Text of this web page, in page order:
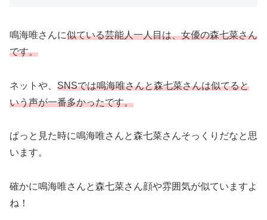
鳴海唯さんに似ている芸能人一人目は、女優の森七菜さん
です。
ネットや、 SNSでは鳴海唯さんと森七菜さんは似てると
いう声が一番多かったです。
ぱっと見た時に鳴海唯さんと森七菜さんそっくりだなと思
います。
確かに鳴海唯さんと森七菜さん顔や雰囲気が似ていますよ
ね！